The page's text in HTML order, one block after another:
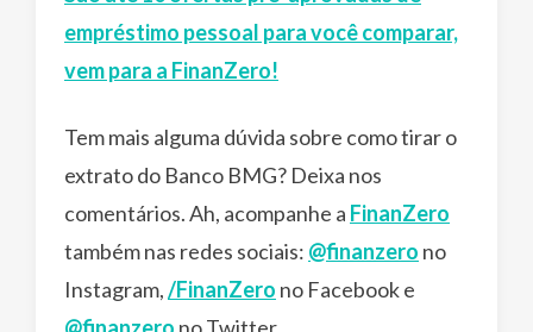
empréstimo pessoal para você comparar,
vem para a FinanZero!
Tem mais alguma dúvida sobre como tirar o
extrato do Banco BMG? Deixa nos
comentários. Ah, acompanhe a FinanZero
também nas redes sociais: @finanzero no
Instagram,/FinanZero no Facebook e